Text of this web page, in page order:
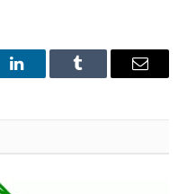
LinkedInTumblr Email